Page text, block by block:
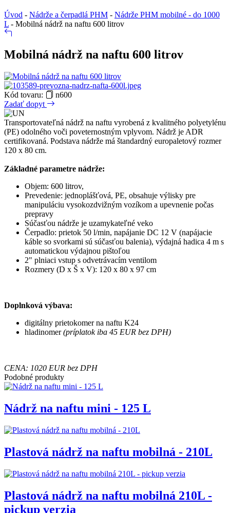
Úvod - Nádrže a čerpadlá PHM - Nádrže PHM mobilné - do 1000
L - Mobilná nádrž na naftu 600 litrov
Mobilná nádrž na naftu 600 litrov
Kód tovaru:
n600
Zadať dopyt
Transportovateľná nádrž na naftu vyrobená z kvalitného polyetylénu
(PE) odolného voči poveternostným vplyvom. Nádrž je ADR
certifikovaná. Podstava nádrže má štandardný europaletový rozmer
120 x 80 cm.
Základné parametre nádrže:
Objem: 600 litrov,
Prevedenie: jednoplášťová, PE, obsahuje výlisky pre
manipuláciu vysokozdvižným vozíkom a upevnenie počas
prepravy
Súčasťou nádrže je uzamykateľné veko
Čerpadlo: prietok 50 l/min, napájanie DC 12 V (napájacie
káble so svorkami sú súčasťou balenia), výdajná hadica 4 m s
automatickou výdajnou pištoľou
2" plniaci vstup s odvetrávacím ventilom
Rozmery (D x Š x V): 120 x 80 x 97 cm
Doplnková výbava:
digitálny prietokomer na naftu K24
hladinomer(príplatok iba 45 EUR bez DPH)
CENA: 1020 EUR bez DPH
Podobné produkty
Nádrž na naftu mini - 125 L
Plastová nádrž na naftu mobilná - 210L
Plastová nádrž na naftu mobilná 210L -
pickup verzia